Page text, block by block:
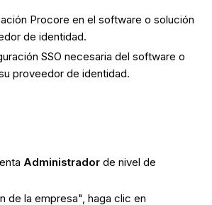
Procore en el software o solución
de identidad.
SSO necesaria del software o
proveedor de identidad.
Administradorde nivel de
de la empresa", haga clic en